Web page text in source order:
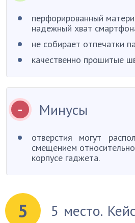
перфорированный
надежный хват
не собирает отпечатки
качественно прошитые
Минусы
отверстия могут
смещением
корпусе гаджета.
5
5 место.